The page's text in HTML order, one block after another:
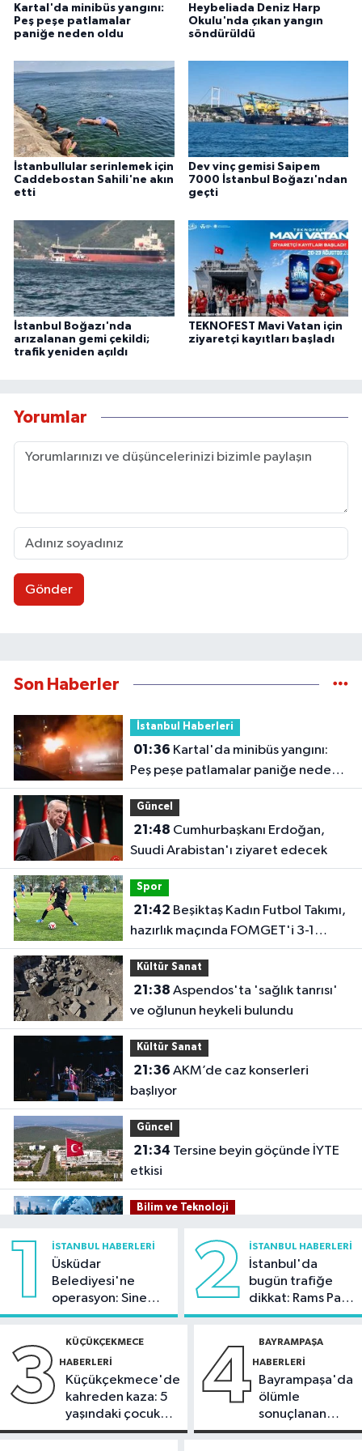
Kartal'da minibüs yangını:
Peş peşe patlamalar
paniğe neden oldu
Heybeliada Deniz Harp
Okulu'nda çıkan yangın
söndürüldü
İstanbullular serinlemek için
Caddebostan Sahili'ne akın
etti
Dev vinç gemisi Saipem
7000 İstanbul Boğazı'ndan
geçti
İstanbul Boğazı'nda
arızalanan gemi çekildi;
trafik yeniden açıldı
TEKNOFEST Mavi Vatan için
ziyaretçi kayıtları başladı
Yorumlar
Gönder
Son Haberler
İstanbul Haberleri
01:36
Peş peşe patlamalar paniğe neden
oldu
Güncel
21:48
Suudi Arabistan'ı ziyaret edecek
Spor
21:42
hazırlık maçında FOMGET'i 3-1
mağlup etti
Kültür Sanat
21:38
ve oğlunun heykeli bulundu
Kültür Sanat
21:36
başlıyor
Güncel
21:34
etkisi
Bilim ve Teknoloji
oranı yüzde 92,3 oldu
Bilim ve Teknoloji
21:21
vatandaşları yazlık sinemada
buluşturuyor
1 İSTANBUL HABERLERI
Üsküdar
Belediyesi'ne
operasyon: Sinem
Dedetaş'a
2 İSTANBUL HABERLERI
İstanbul'da
bugün trafiğe
dikkat: Rams Park
çevresinde bazı
3 KÜÇÜKÇEKMECE
HABERLERI
Küçükçekmece'de
kahreden kaza: 5
yaşındaki çocuk
yoğun bakımda
4 BAYRAMPAŞA
HABERLERI
Bayrampaşa'da
ölümle
sonuçlanan
kaza: Sürücü